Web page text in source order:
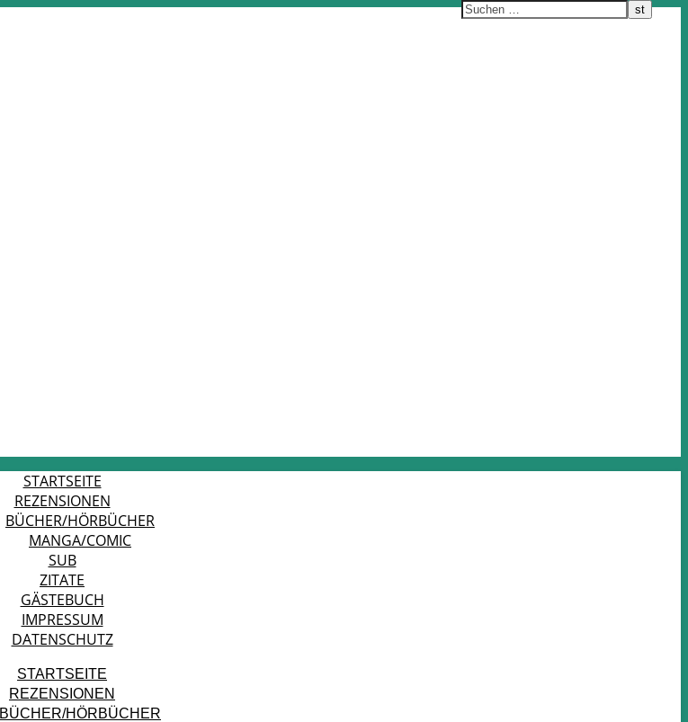
STARTSEITE
REZENSIONEN
BÜCHER/HÖRBÜCHER
MANGA/COMIC
SUB
ZITATE
GÄSTEBUCH
IMPRESSUM
DATENSCHUTZ
STARTSEITE
REZENSIONEN
BÜCHER/HÖRBÜCHER